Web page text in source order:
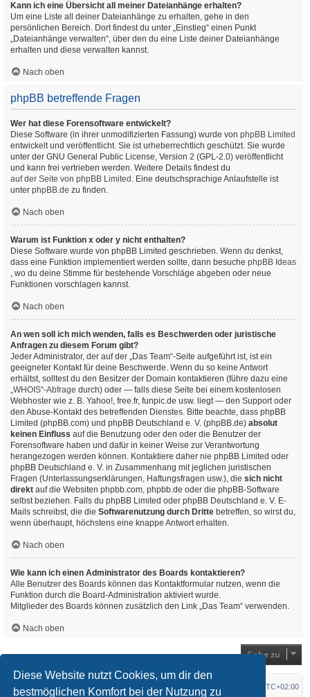
Diese Website nutzt Cookies, um dir den
bestmöglichen Komfort bei der Nutzung zu
Kann ich eine Übersicht all meiner Dateianhänge erhalten?
Um eine Liste all deiner Dateianhänge zu erhalten, gehe in den
persönlichen Bereich. Dort findest du unter „Einstieg“ einen Punkt
„Dateianhänge verwalten“, über den du eine Liste deiner Dateianhänge
erhalten und diese verwalten kannst.
Nach oben
phpBB betreffende Fragen
Wer hat diese Forensoftware entwickelt?
Diese Software (in ihrer unmodifizierten Fassung) wurde von phpBB Limited
entwickelt und veröffentlicht. Sie ist urheberrechtlich geschützt. Sie wurde
unter der GNU General Public License, Version 2 (GPL-2.0) veröffentlicht
und kann frei vertrieben werden. Weitere Details findest du
auf der Seite von phpBB Limited . Eine deutschsprachige Anlaufstelle ist
unter phpBB.de zu finden.
Nach oben
Warum ist Funktion x oder y nicht enthalten?
Diese Software wurde von phpBB Limited geschrieben. Wenn du denkst,
dass eine Funktion implementiert werden sollte, dann besuche phpBB Ideas
, wo du deine Stimme für bestehende Vorschläge abgeben oder neue
Funktionen vorschlagen kannst.
Nach oben
An wen soll ich mich wenden, falls es Beschwerden oder juristische
Anfragen zu diesem Forum gibt?
Jeder Administrator, der auf der „Das Team“-Seite aufgeführt ist, ist ein
geeigneter Kontakt für deine Beschwerde. Wenn du so keine Antwort
erhältst, solltest du den Besitzer der Domain kontaktieren (führe dazu eine
„WHOIS“-Abfrage durch) oder — falls diese Seite bei einem kostenlosen
Webhoster wie z. B. Yahoo!, free.fr, funpic.de usw. liegt — den Support oder
den Abuse-Kontakt des betreffenden Dienstes. Bitte beachte, dass phpBB
Limited (phpBB.com) und phpBB Deutschland e. V. (phpBB.de) absolut
keinen Einfluss auf die Benutzung oder den oder die Benutzer der
Forensoftware haben und dafür in keiner Weise zur Verantwortung
herangezogen werden können. Kontaktiere daher nie phpBB Limited oder
phpBB Deutschland e. V. in Zusammenhang mit jeglichen juristischen
Fragen (Unterlassungserklärungen, Haftungsfragen usw.), die sich nicht
direkt auf die Websiten phpbb.com, phpbb.de oder die phpBB-Software
selbst beziehen. Falls du phpBB Limited oder phpBB Deutschland e. V. E-
Mails schreibst, die die Softwarenutzung durch Dritte betreffen, so wirst du,
wenn überhaupt, höchstens eine knappe Antwort erhalten.
Nach oben
Wie kann ich einen Administrator des Boards kontaktieren?
Alle Benutzer des Boards können das Kontaktformular nutzen, wenn die
Funktion durch die Board-Administration aktiviert wurde.
Mitglieder des Boards können zusätzlich den Link „Das Team“ verwenden.
Nach oben
Gehe zu
Startseite Foren-Übersicht UTC+02:00